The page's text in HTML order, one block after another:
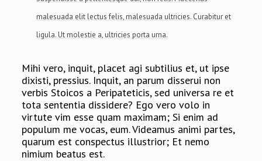
malesuada elit lectus felis, malesuada ultricies. Curabitur et
ligula. Ut molestie a, ultricies porta urna.
Mihi vero, inquit, placet agi subtilius et, ut ipse
dixisti, pressius. Inquit, an parum disserui non
verbis Stoicos a Peripateticis, sed universa re et
tota sententia dissidere? Ego vero volo in
virtute vim esse quam maximam; Si enim ad
populum me vocas, eum. Videamus animi partes,
quarum est conspectus illustrior; Et nemo
nimium beatus est.